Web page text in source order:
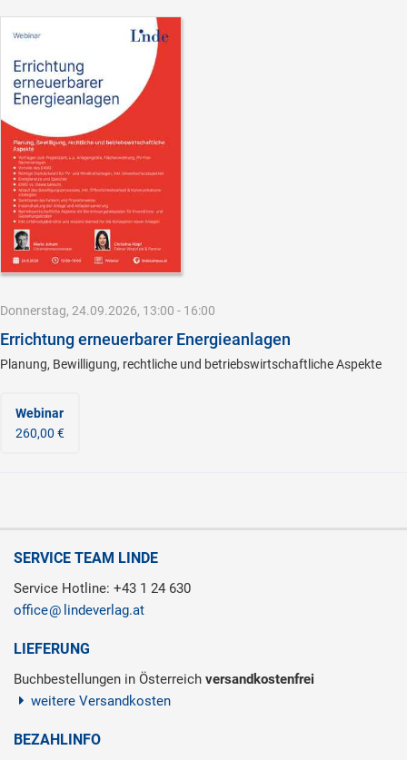
Donnerstag, 24.09.2026, 13:00 - 16:00
Errichtung erneuerbarer Energieanlagen
Planung, Bewilligung, rechtliche und betriebswirtschaftliche Aspekte
Webinar
260,00 €
SERVICE TEAM LINDE
Service Hotline: +43 1 24 630
office
lindeverlag.at
LIEFERUNG
Buchbestellungen in Österreich versandkostenfrei
weitere Versandkosten
BEZAHLINFO